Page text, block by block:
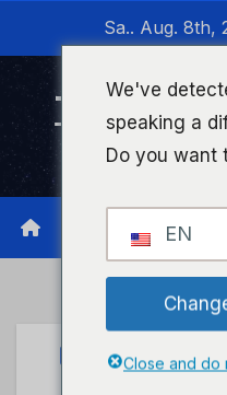
wechseln
Sa.. Aug. 8th,
Timeline
Infonetzwerk
UNCATEGORIZED
We've
speaking a
Do you want
EN
Close and do